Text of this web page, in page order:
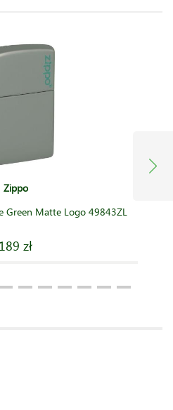
Zippo
Green Matte Logo 49843ZL
189 zł